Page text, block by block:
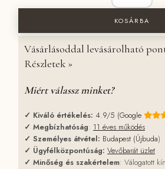
KOSÁRBA
Vásárlásoddal levásárolható
Részletek »
Miért válassz minket?
✓ Kiváló értékelés: 4.9/5 (Google
✓ Megbízhatóság: 11 éves működés
✓ Személyes átvétel: Budapest (Újbuda)
✓ Ügyfélközpontúság: Vevőbarát üzlet
✓ Minőség és szakértelem: Válogatott